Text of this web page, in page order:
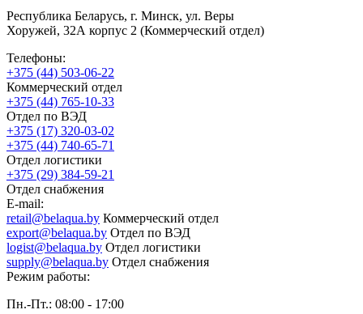
Республика Беларусь, г. Минск, ул. Веры
Хоружей, 32А корпус 2 (Коммерческий отдел)
Телефоны:
+375 (44) 503-06-22
Коммерческий отдел
+375 (44) 765-10-33
Отдел по ВЭД
+375 (17) 320-03-02
+375 (44) 740-65-71
Отдел логистики
+375 (29) 384-59-21
Отдел снабжения
E-mail:
retail@belaqua.by Коммерческий отдел
export@belaqua.by Отдел по ВЭД
logist@belaqua.by Отдел логистики
supply@belaqua.by Отдел снабжения
Режим работы:
Пн.-Пт.: 08:00 - 17:00